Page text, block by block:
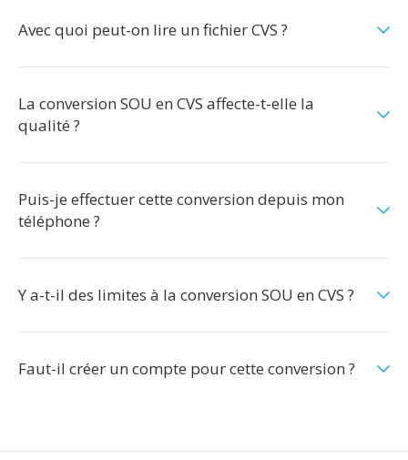
Avec quoi peut-on lire un fichier CVS ?
La conversion SOU en CVS affecte-t-elle la
qualité ?
Puis-je effectuer cette conversion depuis mon
téléphone ?
Y a-t-il des limites à la conversion SOU en CVS ?
Faut-il créer un compte pour cette conversion ?